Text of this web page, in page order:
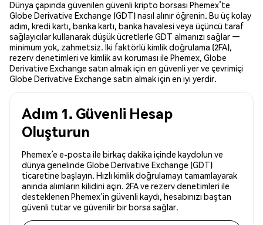
Dünya çapında güvenilen güvenli kripto borsası Phemex’te
Globe Derivative Exchange (GDT) nasıl alınır öğrenin. Bu üç kolay
adım, kredi kartı, banka kartı, banka havalesi veya üçüncü taraf
sağlayıcılar kullanarak düşük ücretlerle GDT almanızı sağlar —
minimum yok, zahmetsiz. İki faktörlü kimlik doğrulama (2FA),
rezerv denetimleri ve kimlik avı koruması ile Phemex, Globe
Derivative Exchange satın almak için en güvenli yer ve çevrimiçi
Globe Derivative Exchange satın almak için en iyi yerdir.
Adım 1. Güvenli Hesap
Oluşturun
Phemex’e e-posta ile birkaç dakika içinde kaydolun ve
dünya genelinde Globe Derivative Exchange (GDT)
ticaretine başlayın. Hızlı kimlik doğrulamayı tamamlayarak
anında alımların kilidini açın. 2FA ve rezerv denetimleri ile
desteklenen Phemex’in güvenli kaydı, hesabınızı baştan
güvenli tutar ve güvenilir bir borsa sağlar.